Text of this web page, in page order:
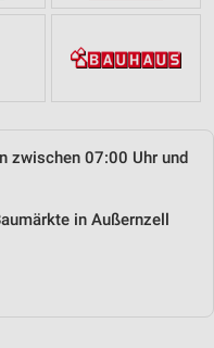
zwischen 07:00 Uhr und
in Außernzell